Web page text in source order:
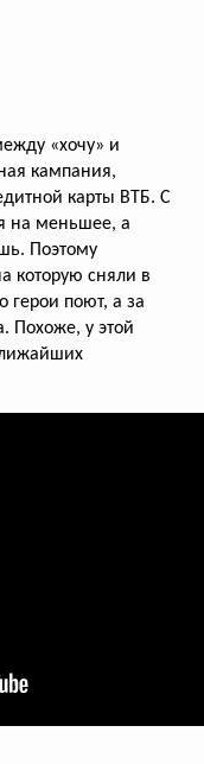
«хочу» и
кампания,
карты ВТБ. С
на меньшее, а
Поэтому
которую сняли в
герои поют, а за
Похоже, у этой
что
кампанию